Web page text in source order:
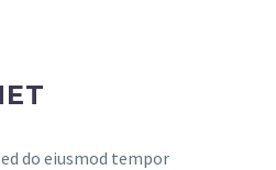
do eiusmod tempor